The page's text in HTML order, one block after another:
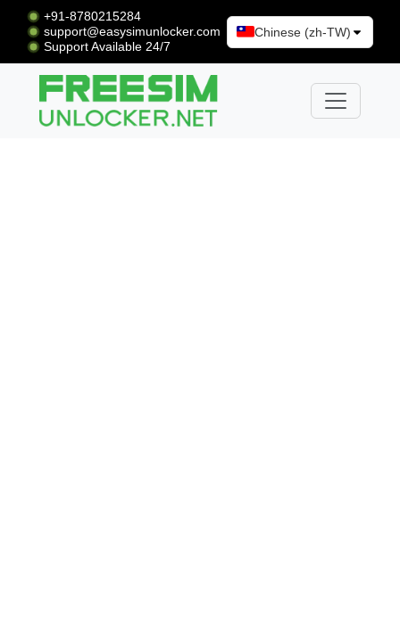
+91-8780215284
support@easysimunlocker.com
Support Available 24/7
Chinese (zh-TW)